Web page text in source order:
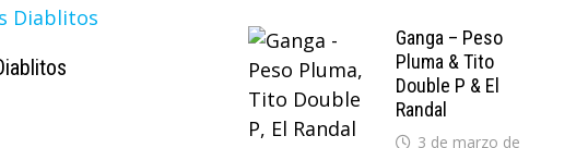
Ganga – Peso
Pluma & Tito
Double P & El
Randal
3 de marzo de